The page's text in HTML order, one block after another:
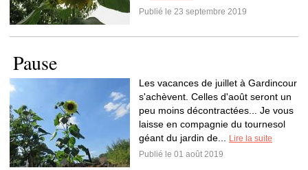
Publié le 23 septembre 2019
Pause
Les vacances de juillet à Gardincour
s'achèvent. Celles d'août seront un
peu moins décontractées... Je vous
laisse en compagnie du tournesol
géant du jardin de...
Lire la suite
Publié le 01 août 2019